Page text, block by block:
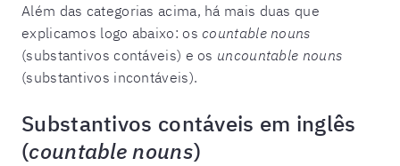
Além das categorias acima, há mais duas que
explicamos logo abaixo: oscountable nouns
(substantivos contáveis) e os uncountable nouns
(substantivos incontáveis).
Substantivos contáveis em inglês
(countable nouns)